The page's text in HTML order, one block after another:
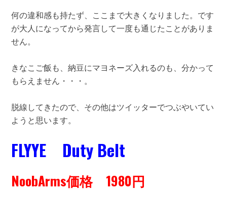
何の違和感も持たず、ここまで大きくなりました。です
が大人になってから発言して一度も通じたことがありま
せん。
きなこご飯も、納豆にマヨネーズ入れるのも、分かって
もらえません・・・。
脱線してきたので、その他はツイッターでつぶやいてい
ようと思います。
FLYYE Duty Belt
NoobArms価格 1980円